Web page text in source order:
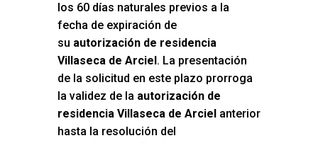
los 60 días naturales previos a la
fecha de expiración de
su autorización de residencia
Villaseca de Arciel. La presentación
de la solicitud en este plazo prorroga
la validez de la autorización de
residencia Villaseca de Arcielanterior
hasta la resolución del